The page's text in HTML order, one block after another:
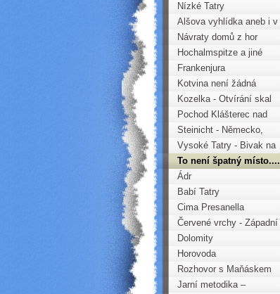
mládeží do skal
Nízké Tatry
Alšova vyhlídka aneb i v
Praze jsou skály
Návraty domů z hor
Hochalmspitze a jiné
vrcholky
Frankenjura
Kotvina není žádná
rovina aneb Svinčovo
kotvinské trojšestí
Kozelka - Otvírání skal
Pochod Klášterec nad
Ohří - Tisá
Steinicht - Německo,
aneb více o horolezcích
než lezení
Vysoké Tatry - Bivak na
Jehněčím štítu
To není špatný místo....
Ádr
Babí Tatry
Cima Presanella
Červené vrchy - Západní
Tatry
Dolomity
Horovoda
Rozhovor s Maňáskem
Jarní metodika –